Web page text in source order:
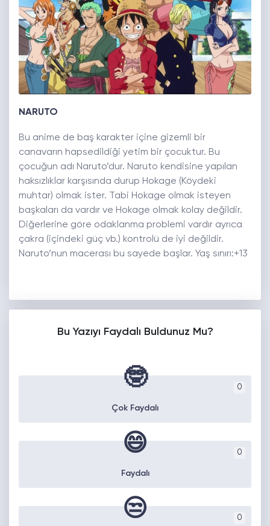
NARUTO
Bu anime de baş karakter içine gizemli bir
canavarın hapsedildiği yetim bir çocuktur. Bu
çocuğun adı Naruto’dur. Naruto kendisine yapılan
haksızlıklar karşısında durup Hokage (Köydeki
muhtar) olmak ister. Tabi Hokage olmak isteyen
başkaları da vardır ve Hokage olmak kolay değildir.
Diğerlerine göre odaklanma problemi vardır ayrıca
çakra (içindeki güç vb.) kontrolü de iyi değildir.
Naruto’nun macerası bu sayede başlar. Yaş sınırı:+13
Bu Yazıyı Faydalı Buldunuz Mu?
0
🤓
Çok Faydalı
0
😄
Faydalı
0
😒